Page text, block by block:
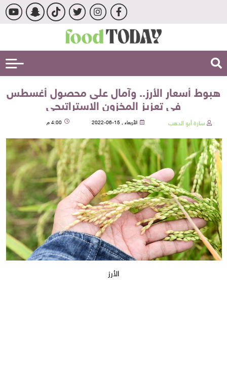
هبوط أسعار الأرز.. وآمال على محصول أغسطس
في تعزيز المخزون الاستراتيجي
سارة أبو الدهب الأربعاء , 15-06-2022 4:00 م
الأرز